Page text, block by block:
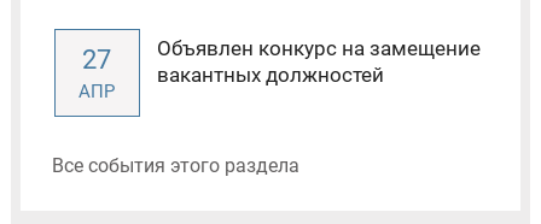
27
АПР
Объявлен конкурс на замещение
вакантных должностей
Все события этого раздела